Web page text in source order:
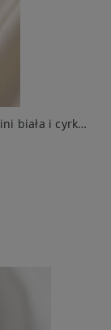
Bransoletka złota delikatna koniczynka mini biała i cyrkonie stal chirurgiczna